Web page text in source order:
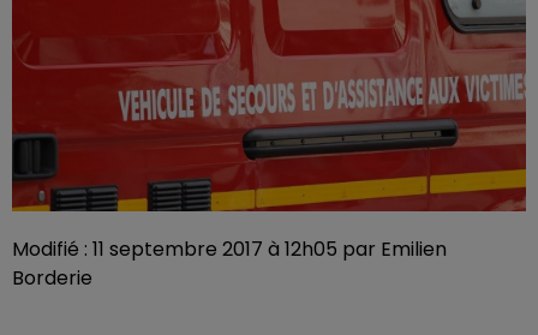
Modifié : 11 septembre 2017 à 12h05 par Emilien
Borderie